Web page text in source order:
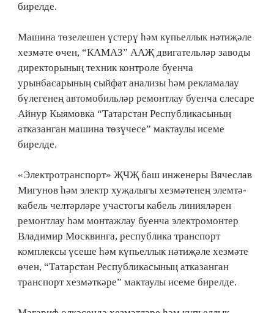
бирелде.
Машина төзелешен үстерү һәм күпьеллык нәтиҗәле
хезмәте өчен, “КАМАЗ” ААҖ двигательләр заводы
директорының техник контроле буенча
урынбасарының сыйфат анализы һәм рекламалау
бүлегенең автомобильләр ремонтлау буенча слесаре
Айнур Кыямовка “Татарстан Республикасының
атказанган машина төзүчесе” мактаулы исеме
бирелде.
«Электротранспорт» ҖЧҖ баш инженеры Вячеслав
Мигунов һәм электр хуҗалыгы хезмәтенең элемтә-
кабель челтәрләре участогы кабель линияләрен
ремонтлау һәм монтажлау буенча электромонтер
Владимир Москвинга, республика транспорт
комплексы үсеше һәм күпьеллык нәтиҗәле хезмәте
өчен, “Татарстан Республикасының атказанган
транспорт хезмәткәре” мактаулы исеме бирелде.